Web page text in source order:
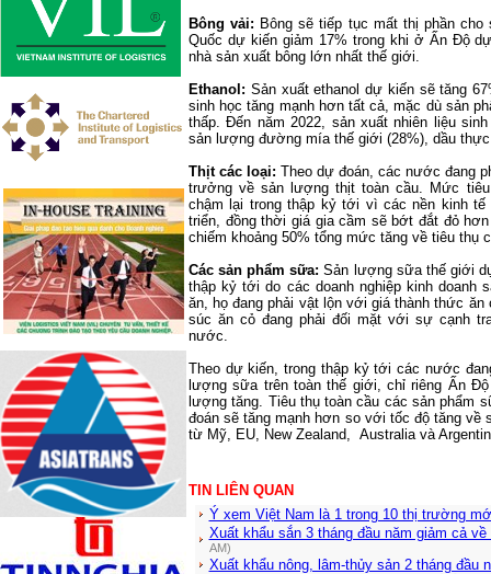
Bông vải: Bông sẽ tiếp tục mất thị phần
Quốc dự kiến giảm 17% trong khi ở Ấn Độ
nhà sản xuất bông lớn nhất thế giới.
Ethanol: Sản xuất ethanol dự kiến sẽ tăng
sinh học tăng mạnh hơn tất cả, mặc dù sản
thấp. Đến năm 2022, sản xuất nhiên liệu
sản lượng đường mía thế giới (28%), dầu
Thịt các loại: Theo dự đoán, các nước đang
trưởng về sản lượng thịt toàn cầu. Mức
chậm lại trong thập kỷ tới vì các nền kinh
triển, đồng thời giá gia cầm sẽ bớt đắt đỏ
chiếm khoảng 50% tổng mức tăng về tiêu thụ
Các sản phẩm sữa: Sản lượng sữa thế giới
thập kỷ tới do các doanh nghiệp kinh doanh
ăn, họ đang phải vật lộn với giá thành thức ăn
súc ăn cỏ đang phải đối mặt với sự cạnh
nước.
Theo dự kiến, trong thập kỷ tới các nước
lượng sữa trên toàn thế giới, chỉ riêng Ấn
lượng tăng. Tiêu thụ toàn cầu các sản phẩm
đoán sẽ tăng mạnh hơn so với tốc độ tăng
từ Mỹ, EU, New Zealand, Australiavà
TIN LIÊN QUAN
Ý xem Việt Nam là 1 trong 10 thị trường
Xuất khẩu sắn 3 tháng đầu năm giảm cả
AM)
Xuất khẩu nông, lâm-thủy sản 2 tháng đầu